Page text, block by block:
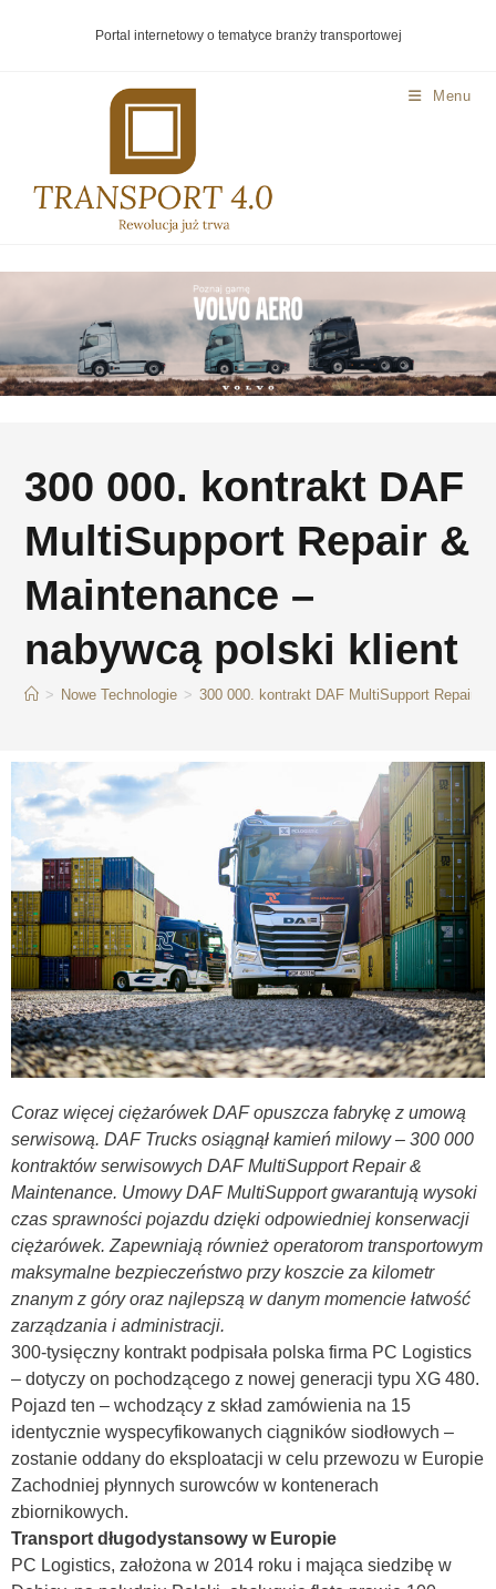
Portal internetowy o tematyce branży transportowej
Menu
300 000. kontrakt DAF
MultiSupport Repair &
Maintenance –
nabywcą polski klient
> Nowe Technologie > 300 000. kontrakt DAF MultiSupport Repair
Coraz więcej ciężarówek DAF opuszcza fabrykę z umową
serwisową. DAF Trucks osiągnął kamień milowy – 300 000
kontraktów serwisowych DAF MultiSupport Repair &
Maintenance. Umowy DAF MultiSupport gwarantują wysoki
czas sprawności pojazdu dzięki odpowiedniej konserwacji
ciężarówek. Zapewniają również operatorom transportowym
maksymalne bezpieczeństwo przy koszcie za kilometr
znanym z góry oraz najlepszą w danym momencie łatwość
zarządzania i administracji.
300-tysięczny kontrakt podpisała polska firma PC Logistics
– dotyczy on pochodzącego z nowej generacji typu XG 480.
Pojazd ten – wchodzący z skład zamówienia na 15
identycznie wyspecyfikowanych ciągników siodłowych –
zostanie oddany do eksploatacji w celu przewozu w Europie
Zachodniej płynnych surowców w kontenerach
zbiornikowych.
Transport długodystansowy w Europie
PC Logistics, założona w 2014 roku i mająca siedzibę w